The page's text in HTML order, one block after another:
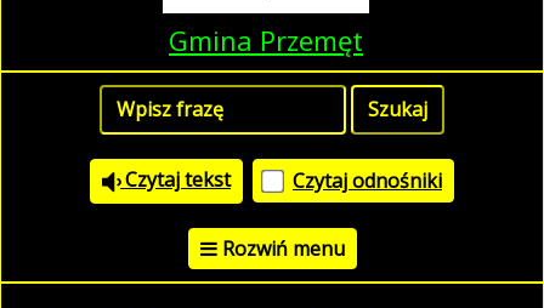
Gmina Przemęt
Czytaj tekst Czytaj odnośniki
Rozwiń menu